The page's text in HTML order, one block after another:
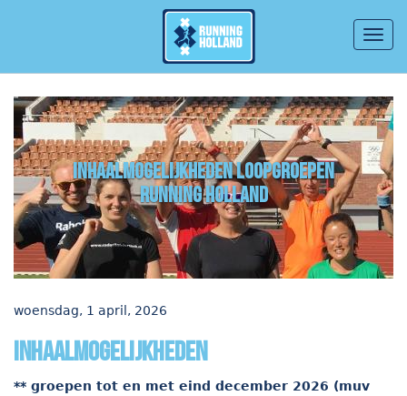
Overslaan en naar de inhoud gaan
Inhaalmogelijkheden loopgroepen
Running Holland
woensdag, 1 april, 2026
inhaalmogelijkheden
** groepen tot en met eind december 2026 (muv